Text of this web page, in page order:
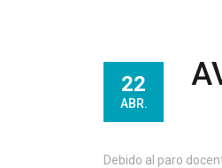
22
ABR.
Debido al paro